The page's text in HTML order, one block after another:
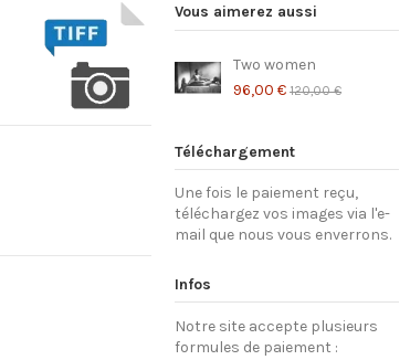
Vous aimerez aussi
Two women
96,00 € 120,00 €
Téléchargement
Une fois le paiement reçu,
téléchargez vos images via l'e-
mail que nous vous enverrons.
Infos
Notre site accepte plusieurs
formules de paiement :